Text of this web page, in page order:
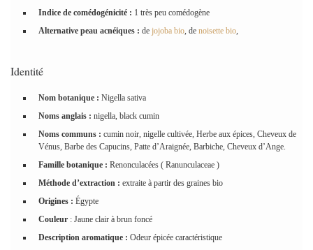
Indice de comédogénicité : 1 très peu comédogène
Alternative peau acnéiques : de jojoba bio , de noisette bio
Identité
Nom botanique : Nigella sativa
Noms anglais : nigella, black cumin
Noms communs : cumin noir, nigelle cultivée, Herbe aux épices, Cheveux de
Vénus, Barbe des Capucins, Patte d’Araignée, Barbiche, Cheveux d’Ange.
Famille botanique : Renonculacées ( Ranunculaceae )
Méthode d’extraction : extraite à partir des graines bio
Origines : Égypte
Couleur : Jaune clair à brun foncé
Description aromatique : Odeur épicée caractéristique